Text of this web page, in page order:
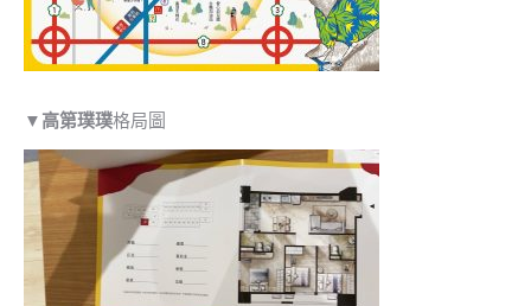
▼ 高第璞璞格局圖